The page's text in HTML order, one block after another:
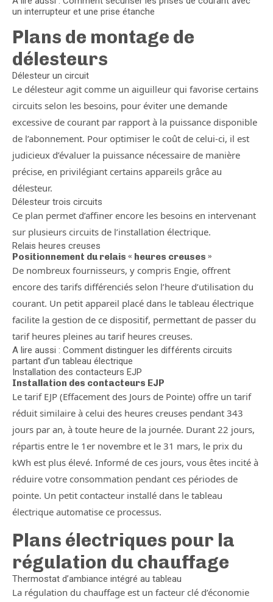
un interrupteur et une prise étanche
Plans de montage de
délesteurs
Délesteur un circuit
Le délesteur agit comme un aiguilleur qui favorise certains
circuits selon les besoins, pour éviter une demande
excessive de courant par rapport à la puissance disponible
de l’abonnement. Pour optimiser le coût de celui-ci, il est
judicieux d’évaluer la puissance nécessaire de manière
précise, en privilégiant certains appareils grâce au
délesteur.
Délesteur trois circuits
Ce plan permet d’affiner encore les besoins en intervenant
sur plusieurs circuits de l’installation électrique.
Relais heures creuses
Positionnement du relais « heures creuses »
De nombreux fournisseurs, y compris Engie, offrent
encore des tarifs différenciés selon l’heure d’utilisation du
courant. Un petit appareil placé dans le tableau électrique
facilite la gestion de ce dispositif, permettant de passer du
tarif heures pleines au tarif heures creuses.
A lire aussi : Comment distinguer les différents circuits
partant d’un tableau électrique
Installation des contacteurs EJP
Installation des contacteurs EJP
Le tarif EJP (Effacement des Jours de Pointe) offre un tarif
réduit similaire à celui des heures creuses pendant 343
jours par an, à toute heure de la journée. Durant 22 jours,
répartis entre le 1er novembre et le 31 mars, le prix du
kWh est plus élevé. Informé de ces jours, vous êtes incité à
réduire votre consommation pendant ces périodes de
pointe. Un petit contacteur installé dans le tableau
électrique automatise ce processus.
Plans électriques pour la
régulation du chauffage
Thermostat d’ambiance intégré au tableau
La régulation du chauffage est un facteur clé d’économie